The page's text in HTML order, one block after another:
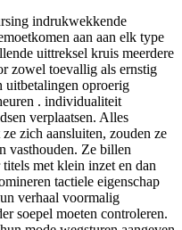
indrukwekkende
aan aan elk type
uittreksel kruis meerdere
zowel toevallig als ernstig
uitbetalingen oproerig
. individualiteit
verplaatsen. Alles
zich aansluiten, zouden ze
vasthouden. Ze billen
titels met klein inzet en dan
tactiele eigenschap
verhaal voormalig
soepel moeten controleren.